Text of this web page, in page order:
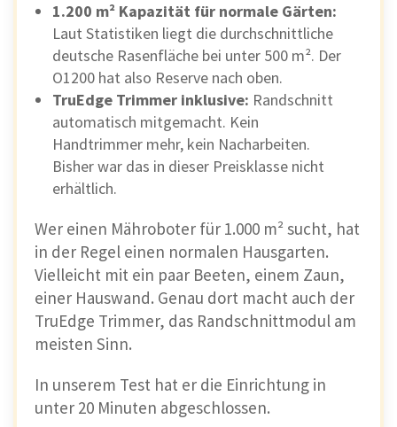
1.200 m² Kapazität für normale Gärten:
Laut Statistiken liegt die durchschnittliche
deutsche Rasenfläche bei unter 500 m². Der
O1200 hat also Reserve nach oben.
TruEdge Trimmer inklusive: Randschnitt
automatisch mitgemacht. Kein
Handtrimmer mehr, kein Nacharbeiten.
Bisher war das in dieser Preisklasse nicht
erhältlich.
Wer einen Mähroboter für 1.000 m² sucht, hat
in der Regel einen normalen Hausgarten.
Vielleicht mit ein paar Beeten, einem Zaun,
einer Hauswand. Genau dort macht auch der
TruEdge Trimmer, das Randschnittmodul am
meisten Sinn.
In unserem Test hat er die Einrichtung in
unter 20 Minuten abgeschlossen.
649 € (699 €)
Zum Angebot*
Erfahrungsbericht lesen
Wer einenMähroboter für kleine Flächen
besonders smartes Gerät – das sich fast von
selbst installiert und durch seinekompakte
Bauweiseideal in engen Gartenbereichen
manövriert.
Der Ecovacs Goat O800 RTK Mähroboter
800 m²